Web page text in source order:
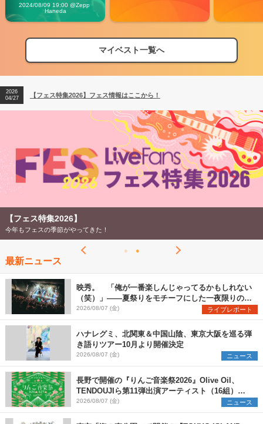
Vibes
2024/08/09 19:00 @Zepp
Haneda
マイベスト一覧へ
【フェス特集2026】フェス情報はここから！
【ライブ動員ランキング】2026年上半期編発表！
2026
04/27
【フェス特集2026】フェス情報はここから！
2026
【ライブ動員ランキング】2026年上半期編発表！
【フェス特集2026】
今年もフェスの季節がやってきた！
最新ニュース
映秀。 「俺が一番楽しんじゃってるかもしれない
（笑）」――夏祭りをモチーフにした一夜限りのス
ペシャルライブ『色祭』レポート
2026/08/07 (金) ライブレポート
ハナレグミ、北関東＆中国山陰、東京大阪を巡る弾
き語りツアー10月より開催決定
2026/08/07 (金) ニュース
長野で開催の『りんご音楽祭2026』Olive Oil、
TENDOUJIら第11弾出演アーティスト（16組）を
発表
2026/08/07 (金) ニュース